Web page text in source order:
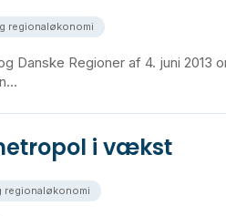
regionaløkonomi
Danske Regioner af 4. juni 2013
i vækst
regionaløkonomi